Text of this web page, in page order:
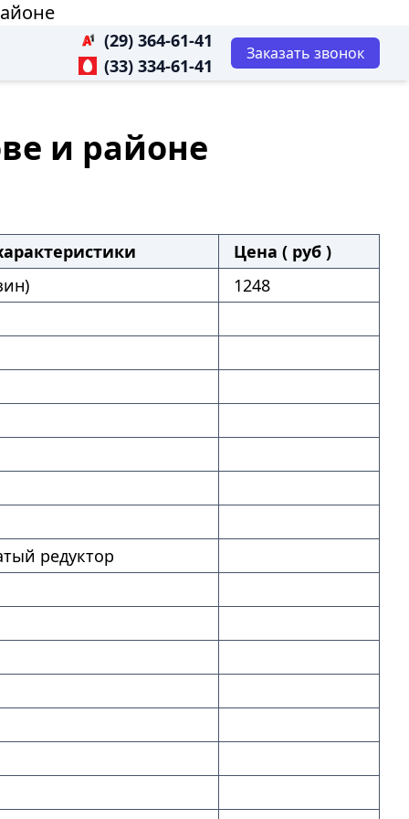
(29) 364-61-41
(33) 334-61-41
Заказать звонок
и районе
Цена ( руб )
1248
редуктор